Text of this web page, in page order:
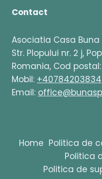
Contact
Asociatia Casa Buna
Str. Plopului nr. 2 j,
Romania, Cod postal:
Mobil: +40784203834
Email:
Home Politica de
Politica
Politica de